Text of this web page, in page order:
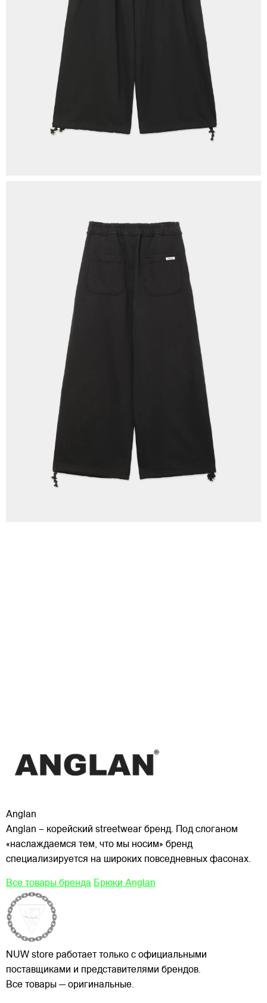
Anglan
Anglan – корейский streetwear бренд. Под слоганом
«наслаждаемся тем, что мы носим» бренд
специализируется на широких повседневных фасонах.
Все товары бренда Брюки Anglan
NUW store работает только с официальными
поставщиками и представителями брендов.
Все товары — оригинальные.